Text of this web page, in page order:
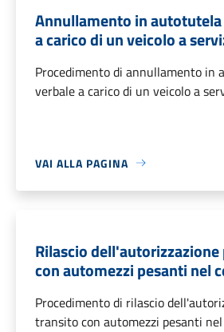
Annullamento in
a carico di un veicolo a
Procedimento di annullamento in
verbale a carico di un veicolo a
VAI ALLA PAGINA
Rilascio
con automezzi pesanti nel
Procedimento di rilascio
transito con automezzi pesanti